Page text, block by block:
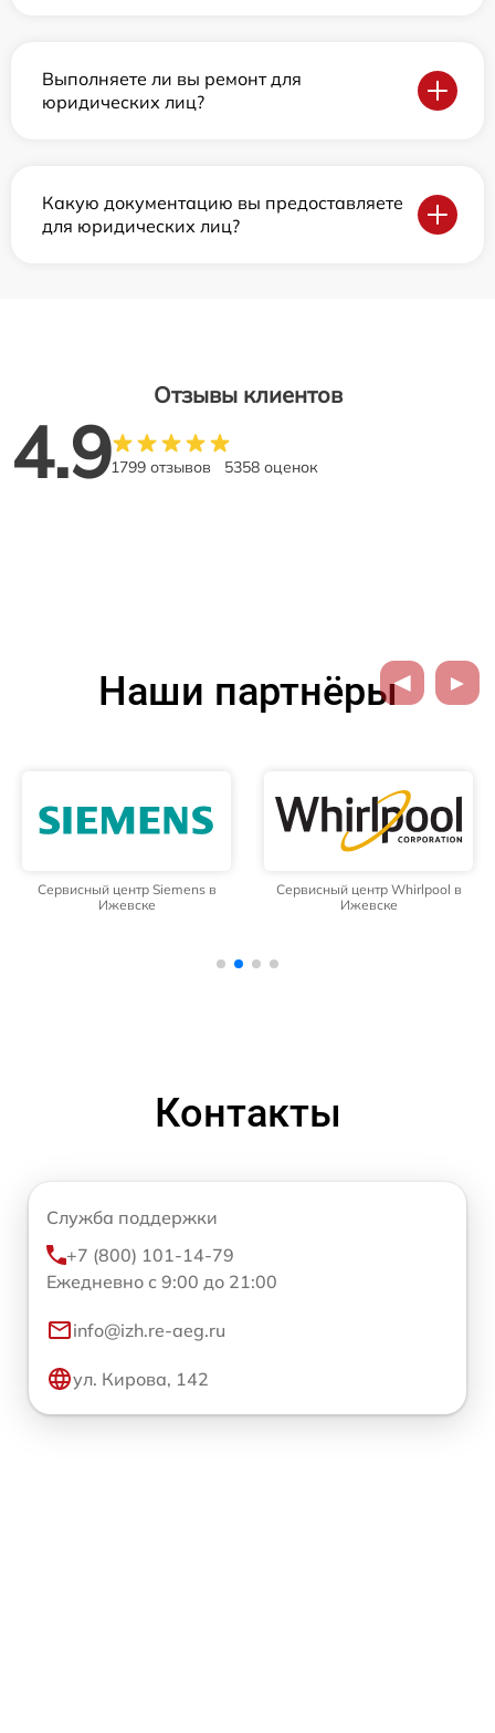
Выполняете ли вы ремонт для
юридических лиц?
Какую документацию вы предоставляете
для юридических лиц?
Отзывы клиентов
4.91799 отзывов 5358 оценок
Наши партнёры
Сервисный центр Siemens в
Ижевске
Сервисный центр Whirlpool в
Ижевске
Контакты
Служба поддержки
+7 (800) 101-14-79
Ежедневно с 9:00 до 21:00
info@izh.re-aeg.ru
ул. Кирова, 142